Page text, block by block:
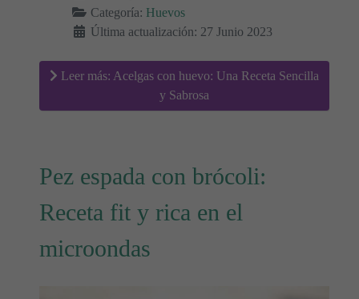
Categoría: Huevos
Última actualización: 27 Junio 2023
Leer más: Acelgas con huevo: Una Receta Sencilla
y Sabrosa
Pez espada con brócoli:
Receta fit y rica en el
microondas